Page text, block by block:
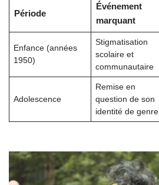
Période
Événement
marquant
Enfance (années
1950)
Stigmatisation
scolaire et
communautaire
Adolescence
Remise en
question de son
identité de genre